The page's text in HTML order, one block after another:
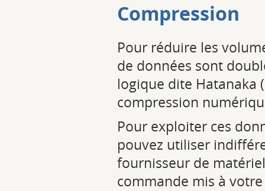
Compression
Pour réduire les
de données sont
logique dite Hatanaka
compression
Pour exploiter ces
pouvez utiliser
fournisseur de
commande mis à